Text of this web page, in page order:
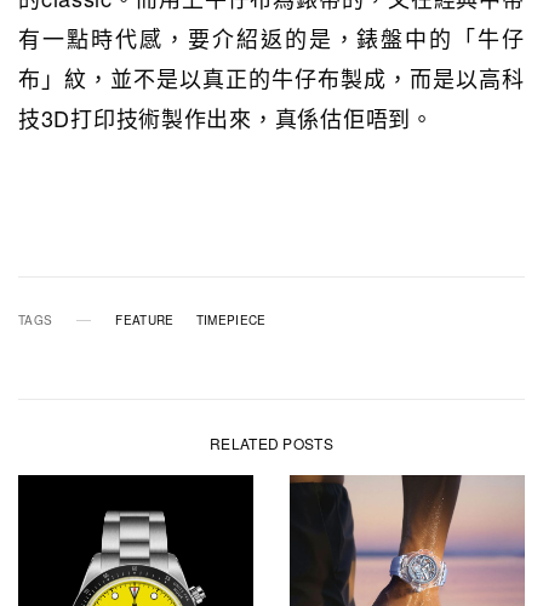
有一點時代感，要介紹返的是，錶盤中的「牛仔
布」紋，並不是以真正的牛仔布製成，而是以高科
技3D打印技術製作出來，真係估佢唔到。
TAGS FEATURE TIMEPIECE
RELATED POSTS